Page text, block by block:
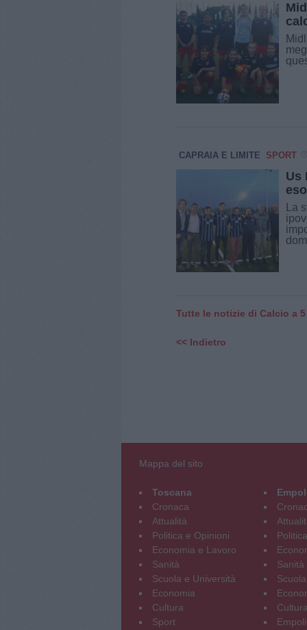
CAPRAIA E LIMITE SPORT
Us
La
Tutte le notizie di Calcio a 5
<< Indietro
Mappa del sito
Toscana
Cronaca
Attualità
Politica e Opinioni
Economia e Lavoro
Sanità
Scuola e Università
Economia
Cultura
Sport
Sanità
Cultura